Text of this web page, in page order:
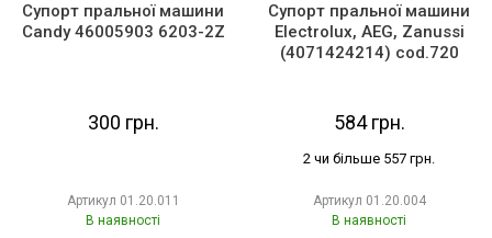
Супорт пральної машини
Candy 46005903 6203-2Z
300 грн.
Артикул 01.20.011
В наявності
Супорт пральної машини
Electrolux, AEG, Zanussi
(4071424214) cod.720
584 грн.
2 чи більше 557 грн.
Артикул 01.20.004
В наявності